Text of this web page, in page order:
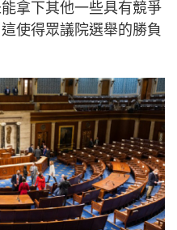
拿下其他一些具有競爭
使得眾議院選舉的勝負